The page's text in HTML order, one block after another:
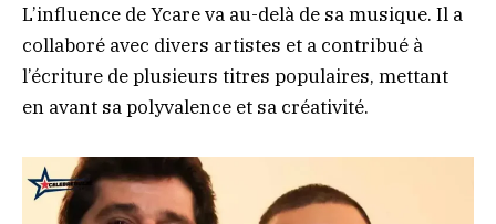
L’influence de Ycare va au-delà de sa musique. Il a
collaboré avec divers artistes et a contribué à
l’écriture de plusieurs titres populaires, mettant
en avant sa polyvalence et sa créativité.